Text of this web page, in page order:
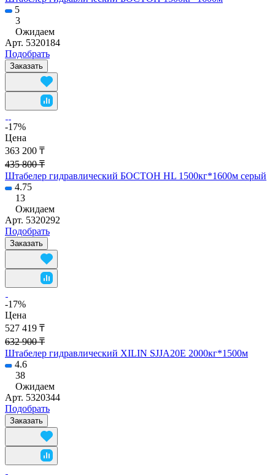
5
3
Ожидаем
Арт. 5320184
Подобрать
Заказать
-17%
Цена
363 200 ₸
435 800 ₸
Штабелер гидравлический БОСТОН HL 1500кг*1600м серый
4.75
13
Ожидаем
Арт. 5320292
Подобрать
Заказать
-17%
Цена
527 419 ₸
632 900 ₸
Штабелер гидравлический XILIN SJJA20E 2000кг*1500м
4.6
38
Ожидаем
Арт. 5320344
Подобрать
Заказать